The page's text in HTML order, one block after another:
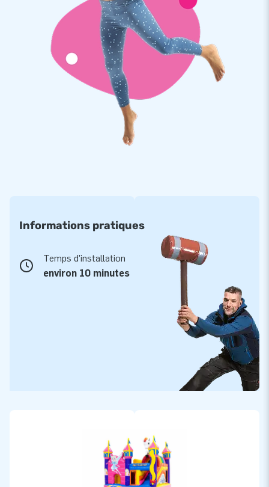
Informations pratiques
Temps d'installation
environ 10 minutes